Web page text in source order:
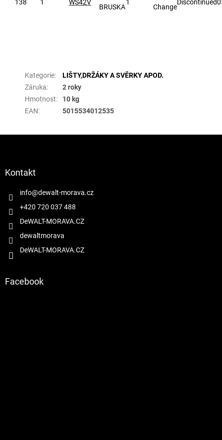
138 1 WS42V
BRUSKA
1
Change
Discontinued
Kategorie:
LIŠTY,DRŽÁKY A SVĚRKY APOD.
Záruka:
2 roky
Hmotnost:
10 kg
EAN: 5015534012535
Kontakt
info@dewalt-morava.cz
+420 720 037 488
DeWALT-MORAVA.CZ
dewaltmorava
DeWALT-MORAVA.CZ
Facebook